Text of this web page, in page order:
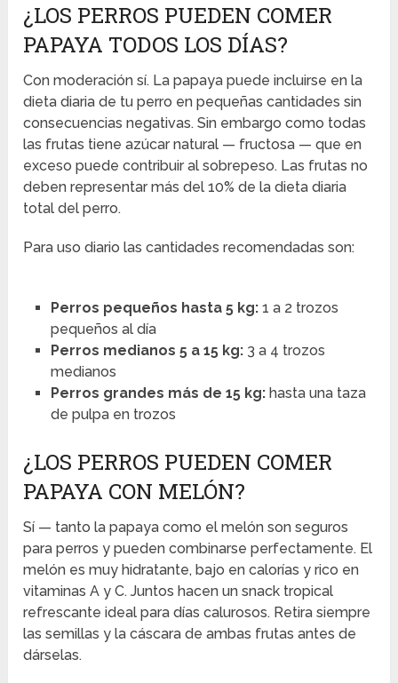
¿LOS PERROS PUEDEN COMER
PAPAYA TODOS LOS DÍAS?
Con moderación sí. La papaya puede incluirse en la
dieta diaria de tu perro en pequeñas cantidades sin
consecuencias negativas. Sin embargo como todas
las frutas tiene azúcar natural — fructosa — que en
exceso puede contribuir al sobrepeso. Las frutas no
deben representar más del 10% de la dieta diaria
total del perro.
Para uso diario las cantidades recomendadas son:
Perros pequeños hasta 5 kg:1 a 2 trozos
pequeños al día
Perros medianos 5 a 15 kg:3 a 4 trozos
medianos
Perros grandes más de 15 kg:hasta una taza
de pulpa en trozos
¿LOS PERROS PUEDEN COMER
PAPAYA CON MELÓN?
Sí — tanto la papaya como el melón son seguros
para perros y pueden combinarse perfectamente. El
melón es muy hidratante, bajo en calorías y rico en
vitaminas A y C. Juntos hacen un snack tropical
refrescante ideal para días calurosos. Retira siempre
las semillas y la cáscara de ambas frutas antes de
dárselas.